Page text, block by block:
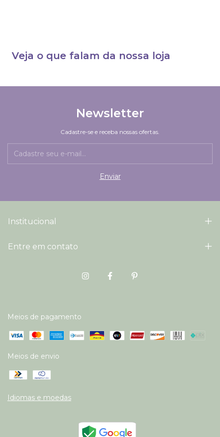
Veja o que falam da nossa loja
Newsletter
Cadastre-se e receba nossas ofertas.
Institucional
Entre em contato
Meios de pagamento
Meios de envio
Idiomas e moedas